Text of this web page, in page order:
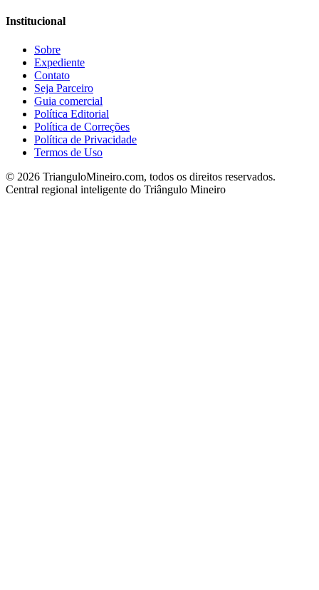
Institucional
Sobre
Expediente
Contato
Seja Parceiro
Guia comercial
Política Editorial
Política de Correções
Política de Privacidade
Termos de Uso
© 2026 TrianguloMineiro.com, todos os direitos reservados.
Central regional inteligente do Triângulo Mineiro